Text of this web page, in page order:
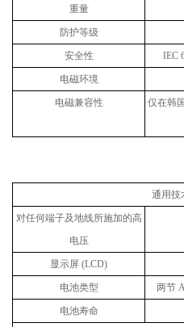
重量
防护等级
安全性 IEC
电磁环境
电磁兼容性 仅在韩
通用技
对任何端子及地线所施加的高
电压
显示屏 (LCD)
电池类型 两节
电池寿命